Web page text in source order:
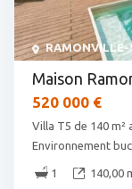
RAMONVILLE-
Maison
520 000 €
Villa T5 de 140 m²
Environnement
1 140,00